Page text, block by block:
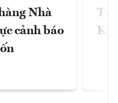
Nhà
cảnh báo
Từ